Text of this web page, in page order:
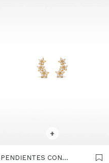
+
PENDIENTES CON